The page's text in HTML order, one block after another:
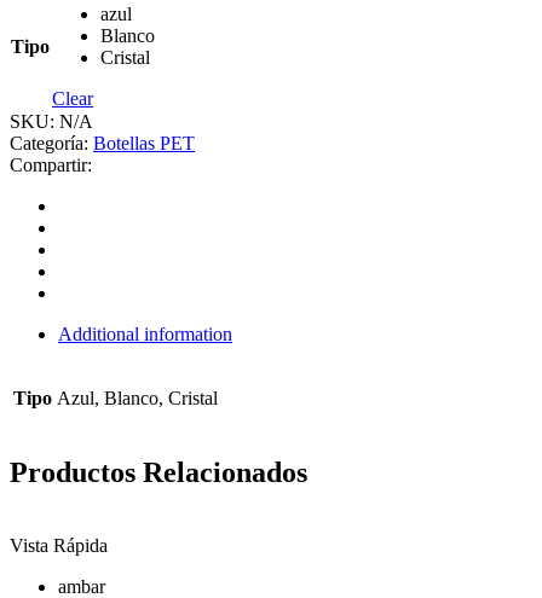
Tipo
azul
Blanco
Cristal
Clear
SKU: N/A
Categoría: Botellas PET
Compartir:
Additional information
Tipo Azul, Blanco, Cristal
Productos Relacionados
Vista Rápida
ambar